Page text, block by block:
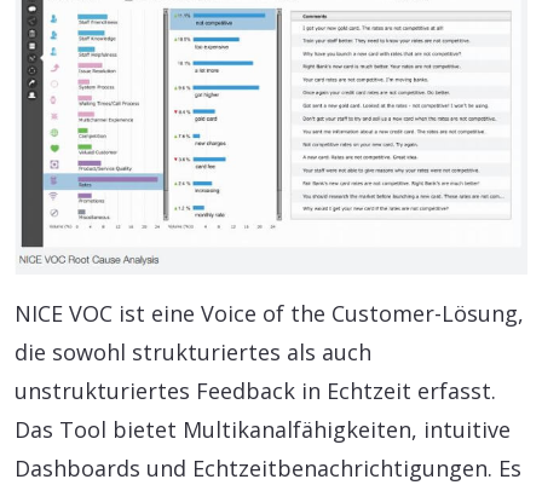
NICE VOC ist eine Voice of the Customer-Lösung,
die sowohl strukturiertes als auch
unstrukturiertes Feedback in Echtzeit erfasst.
Das Tool bietet Multikanalfähigkeiten, intuitive
Dashboards und Echtzeitbenachrichtigungen. Es